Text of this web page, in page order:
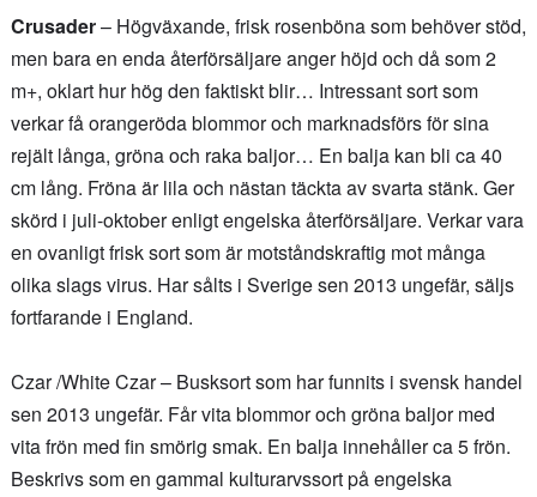
Crusader– Högväxande, frisk rosenböna som behöver stöd,
men bara en enda återförsäljare anger höjd och då som 2
m+, oklart hur hög den faktiskt blir… Intressant sort som
verkar få orangeröda blommor och marknadsförs för sina
rejält långa, gröna och raka baljor… En balja kan bli ca 40
cm lång. Fröna är lila och nästan täckta av svarta stänk. Ger
skörd i juli-oktober enligt engelska återförsäljare. Verkar vara
en ovanligt frisk sort som är motståndskraftig mot många
olika slags virus. Har sålts i Sverige sen 2013 ungefär, säljs
fortfarande i England.
Czar /White Czar – Busksort som har funnits i svensk handel
sen 2013 ungefär. Får vita blommor och gröna baljor med
vita frön med fin smörig smak. En balja innehåller ca 5 frön.
Beskrivs som en gammal kulturarvssort på engelska